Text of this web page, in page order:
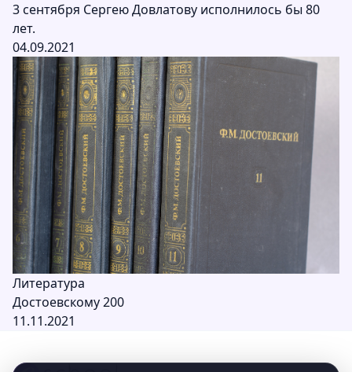
3 сентября Сергею Довлатову исполнилось бы 80
лет.
04.09.2021
Литература
Достоевскому 200
11.11.2021